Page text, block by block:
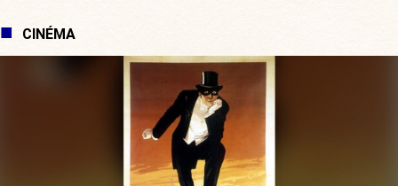
CINÉMA